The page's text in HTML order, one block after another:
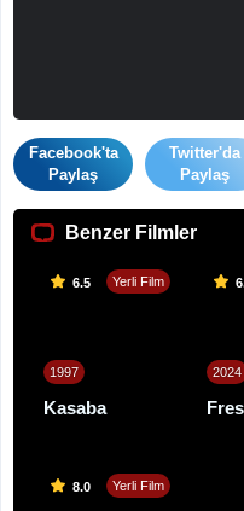
Facebook'ta
Paylaş
Twitter'da
Paylaş
Benzer Filmler
6.5 Yerli Film
1997
Kasaba
2024
8.0 Yerli Film